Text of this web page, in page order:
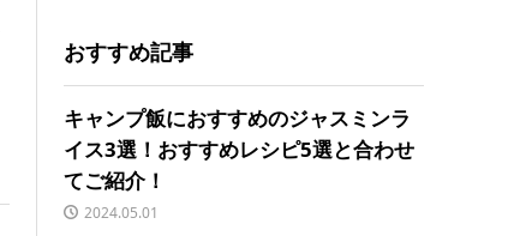
おすすめ記事
キャンプ飯におすすめのジャスミンラ
イス3選！おすすめレシピ5選と合わせ
てご紹介！
2024.05.01